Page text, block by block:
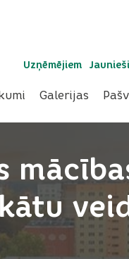
Uzņēmējiem
Galerijas